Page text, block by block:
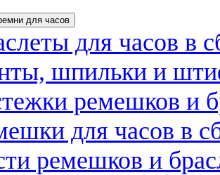
для часов
для часов в
шпильки и
ремешков и
для часов в
ремешков и